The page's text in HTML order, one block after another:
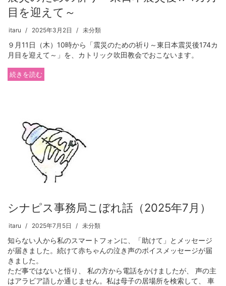
目を迎えて～
itaru 2025年3月2日 未分類
９月11日（木）10時から「震災のための祈り～東日本震災後174カ
月目を迎えて～」を、カトリック吹田教会でおこないます。
続きを読む
シナピス事務局こぼれ話（2025年7月）
itaru 2025年7月5日 未分類
知らない人から私のスマートフォンに、「助けて」とメッセージ
が届きました。続けて赤ちゃんの泣き声のボイスメッセージが届
きました。
ただ事ではないと悟り、 私の方から電話をかけましたが、 声の主
はアラビア語しか通じません。私は母子の居場所を検索して、 車